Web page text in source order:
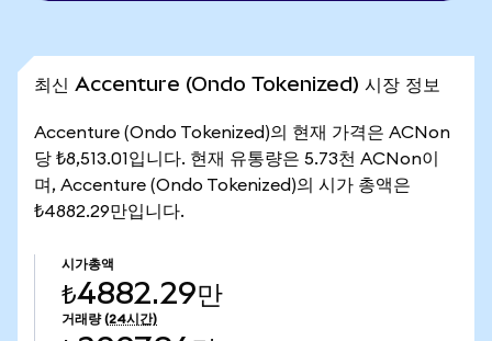
최신 Accenture (Ondo Tokenized) 시장 정보
Accenture (Ondo Tokenized)의 현재 가격은 ACNon
당 ₺8,513.01입니다. 현재 유통량은 5.73천 ACNon이
며, Accenture (Ondo Tokenized)의 시가 총액은
₺4882.29만입니다.
시가총액
₺4882.29만
거래량 (24시간)